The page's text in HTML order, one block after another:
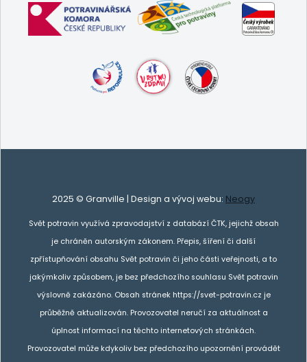
2025 © Granville | Design a vývoj webu: Neogy
Svět potravin využívá zpravodajství z databází ČTK, jejichž obsah
je chráněn autorským zákonem. Přepis, šíření či další
zpřístupňování obsahu Svět potravin či jeho části veřejnosti, a to
jakýmkoliv způsobem, je bez předchozího souhlasu Svět potravin
výslovně zakázáno. Obsah stránek https://svet-potravin.cz je
průběžně aktualizován. Provozovatel neručí za aktuálnost a
úplnost informací na těchto internetových stránkách.
Provozovatel může kdykoliv bez předchozího upozornění provádět